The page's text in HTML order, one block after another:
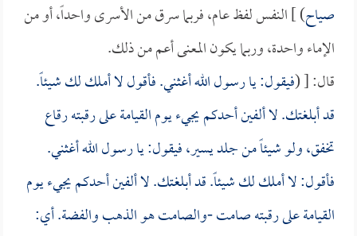
صياح) ] النفس لفظ عام، فربما سرق من الأسرى واحداً، أو من
الإماء واحدة، وربما يكون المعنى أعم من ذلك.
قال: [ (فيقول: يا رسول الله أغثني. فأقول لا أملك لك شيئاً.
قد أبلغتك. لا ألفين أحدكم يجيء يوم القيامة على رقبته رقاع
تخفق، ولو شيئاً من جلد يسير، فيقول: يا رسول الله أغثني.
فأقول: لا أملك لك شيئاً. قد أبلغتك. لا ألفين أحدكم يجيء يوم
القيامة على رقبته صامت -والصامت هو الذهب والفضة. أي: